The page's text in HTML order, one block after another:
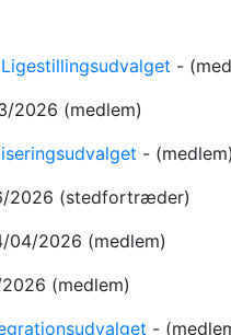
-
2026 (medlem)
- (medlem)
2026 (stedfortræder)
04/2026 (medlem)
(medlem)
-